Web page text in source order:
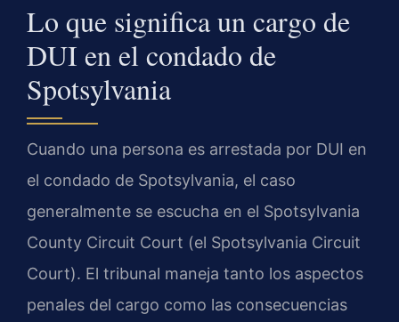
Lo que significa un cargo de
DUI en el condado de
Spotsylvania
Cuando una persona es arrestada por DUI en
el condado de Spotsylvania, el caso
generalmente se escucha en el Spotsylvania
County Circuit Court (el Spotsylvania Circuit
Court). El tribunal maneja tanto los aspectos
penales del cargo como las consecuencias